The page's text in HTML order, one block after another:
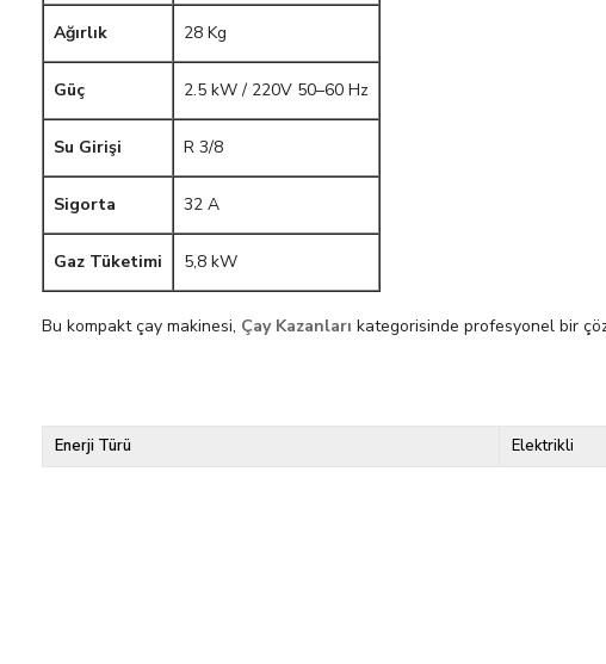
Ağırlık 28 Kg
Güç 2.5 kW / 220V 50–60 Hz
Su Girişi R 3/8
Sigorta 32 A
Gaz Tüketimi 5,8 kW
Bu kompakt çay makinesi, Çay Kazanları kategorisinde profesyonel bir
Enerji Türü Elektrikli